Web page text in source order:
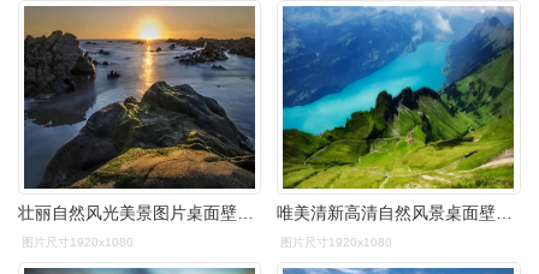
图片尺寸1920x1080 图片尺寸1920x1080